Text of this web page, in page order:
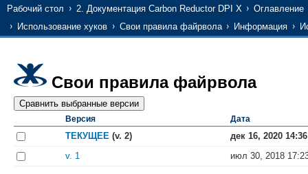
Рабочий стол 2. Документация Carbon Reductor DPI X
Оглавление
Использование хуков
Свои правила файрвола Информация
Свои правила файрвола
Версия Дата
ТЕКУЩЕЕ (v. 2)
дек 16, 2020 14:36
v. 1
июл 30, 2018